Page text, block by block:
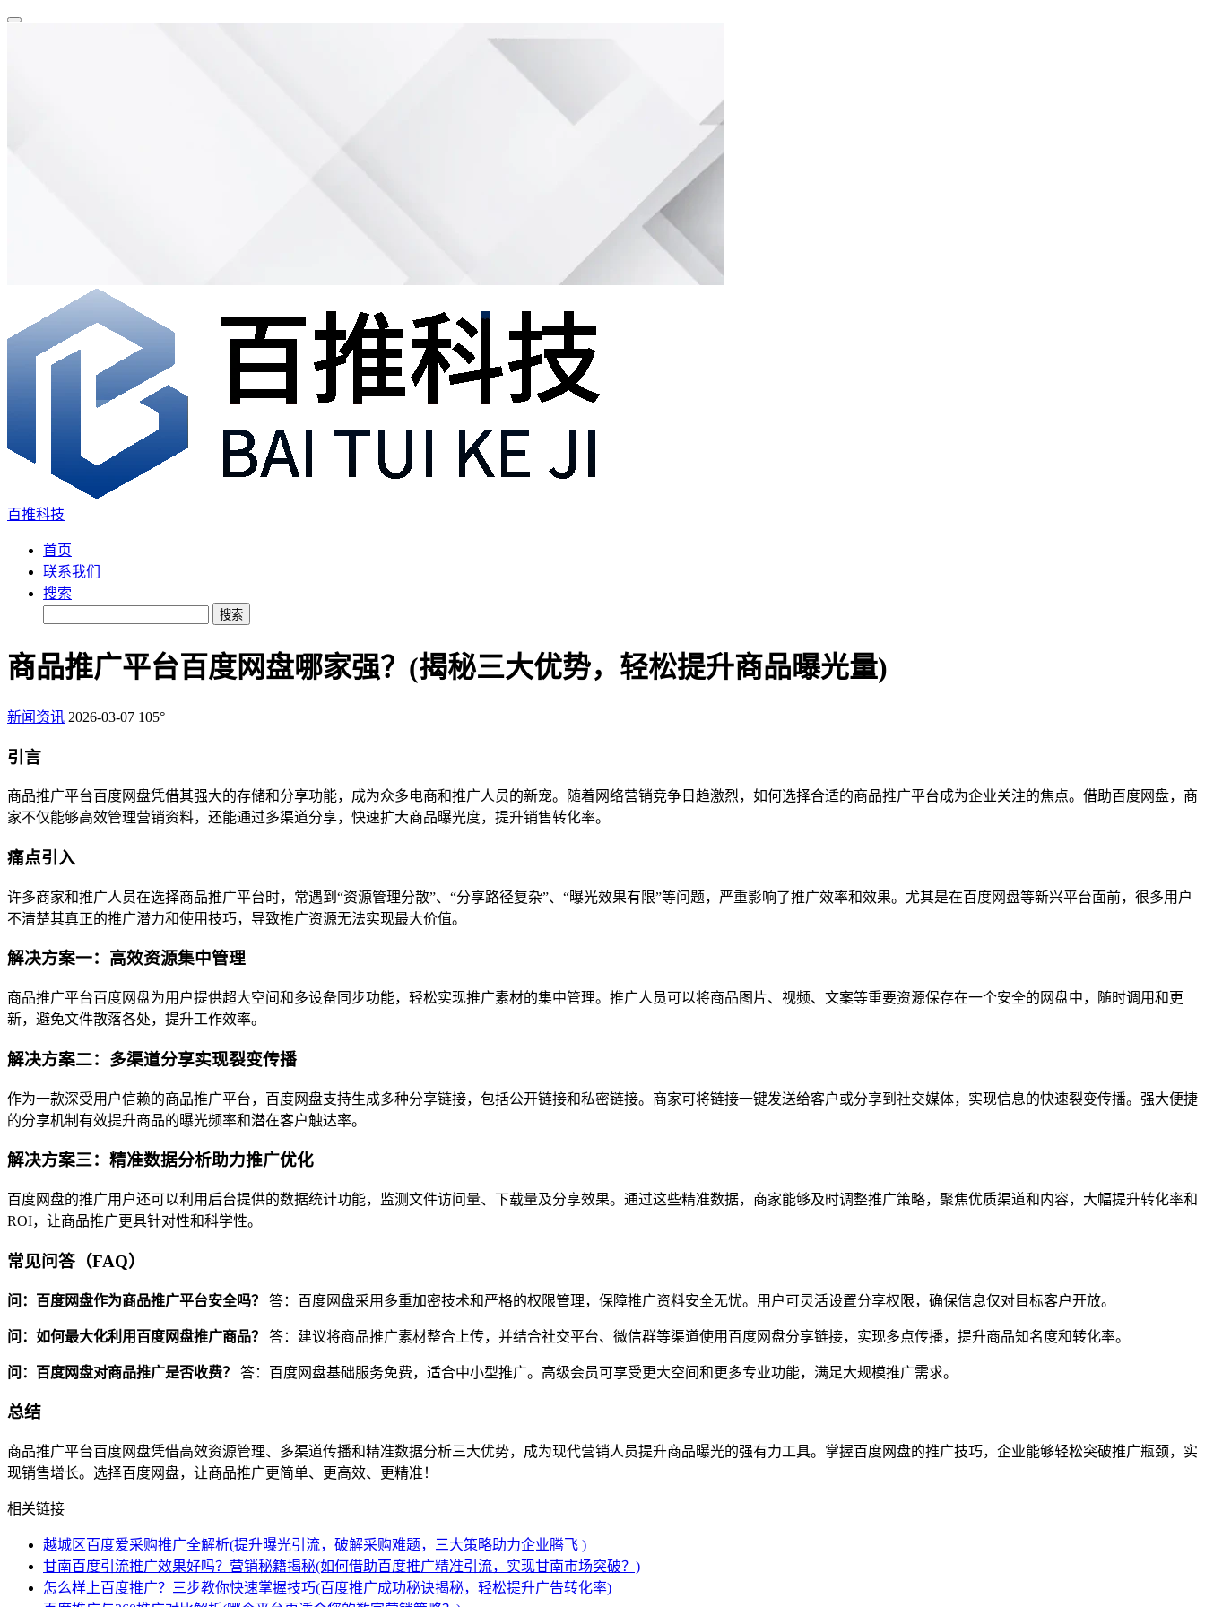
百推科技
首页
联系我们
搜索
搜索
商品推广平台百度网盘哪家强？(揭秘三大优势，轻松提升商品曝光量)
新闻资讯 2026-03-07 105°
引言
商品推广平台百度网盘凭借其强大的存储和分享功能，成为众多电商和推广人员的新宠。随着网络营销竞争日趋激烈，如何选择合适的商品推广平台成为企业关注的焦点。借助百度网盘，商
家不仅能够高效管理营销资料，还能通过多渠道分享，快速扩大商品曝光度，提升销售转化率。
痛点引入
许多商家和推广人员在选择商品推广平台时，常遇到“资源管理分散”、“分享路径复杂”、“曝光效果有限”等问题，严重影响了推广效率和效果。尤其是在百度网盘等新兴平台面前，很多用户
不清楚其真正的推广潜力和使用技巧，导致推广资源无法实现最大价值。
解决方案一：高效资源集中管理
商品推广平台百度网盘为用户提供超大空间和多设备同步功能，轻松实现推广素材的集中管理。推广人员可以将商品图片、视频、文案等重要资源保存在一个安全的网盘中，随时调用和更
新，避免文件散落各处，提升工作效率。
解决方案二：多渠道分享实现裂变传播
作为一款深受用户信赖的商品推广平台，百度网盘支持生成多种分享链接，包括公开链接和私密链接。商家可将链接一键发送给客户或分享到社交媒体，实现信息的快速裂变传播。强大便捷
的分享机制有效提升商品的曝光频率和潜在客户触达率。
解决方案三：精准数据分析助力推广优化
百度网盘的推广用户还可以利用后台提供的数据统计功能，监测文件访问量、下载量及分享效果。通过这些精准数据，商家能够及时调整推广策略，聚焦优质渠道和内容，大幅提升转化率和
ROI，让商品推广更具针对性和科学性。
常见问答（FAQ）
问：百度网盘作为商品推广平台安全吗？ 答：百度网盘采用多重加密技术和严格的权限管理，保障推广资料安全无忧。用户可灵活设置分享权限，确保信息仅对目标客户开放。
问：如何最大化利用百度网盘推广商品？ 答：建议将商品推广素材整合上传，并结合社交平台、微信群等渠道使用百度网盘分享链接，实现多点传播，提升商品知名度和转化率。
问：百度网盘对商品推广是否收费？ 答：百度网盘基础服务免费，适合中小型推广。高级会员可享受更大空间和更多专业功能，满足大规模推广需求。
总结
商品推广平台百度网盘凭借高效资源管理、多渠道传播和精准数据分析三大优势，成为现代营销人员提升商品曝光的强有力工具。掌握百度网盘的推广技巧，企业能够轻松突破推广瓶颈，实
现销售增长。选择百度网盘，让商品推广更简单、更高效、更精准！
相关链接
越城区百度爱采购推广全解析(提升曝光引流，破解采购难题，三大策略助力企业腾飞 )
甘南百度引流推广效果好吗？营销秘籍揭秘(如何借助百度推广精准引流，实现甘南市场突破？)
怎么样上百度推广？三步教你快速掌握技巧(百度推广成功秘诀揭秘，轻松提升广告转化率)